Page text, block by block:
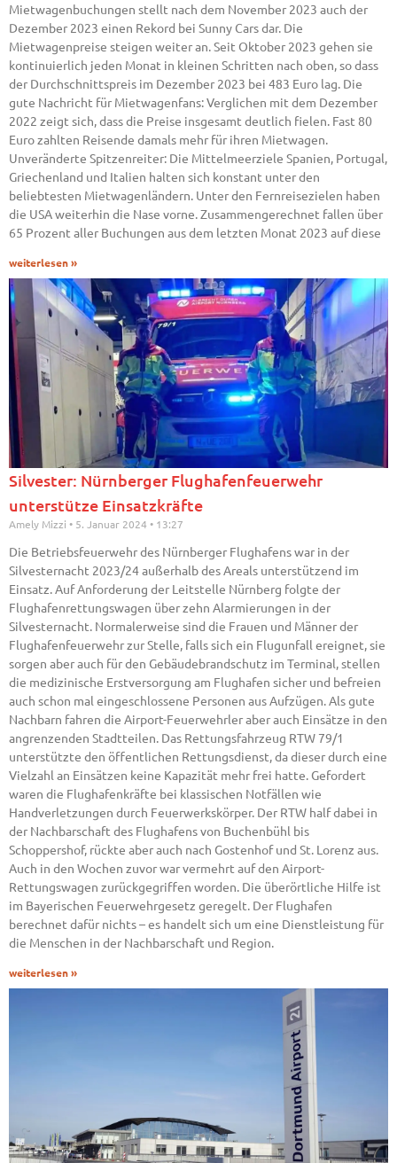
Mietwagenbuchungen stellt nach dem November 2023 auch der
Dezember 2023 einen Rekord bei Sunny Cars dar. Die
Mietwagenpreise steigen weiter an. Seit Oktober 2023 gehen sie
kontinuierlich jeden Monat in kleinen Schritten nach oben, so dass
der Durchschnittspreis im Dezember 2023 bei 483 Euro lag. Die
gute Nachricht für Mietwagenfans: Verglichen mit dem Dezember
2022 zeigt sich, dass die Preise insgesamt deutlich fielen. Fast 80
Euro zahlten Reisende damals mehr für ihren Mietwagen.
Unveränderte Spitzenreiter: Die Mittelmeerziele Spanien, Portugal,
Griechenland und Italien halten sich konstant unter den
beliebtesten Mietwagenländern. Unter den Fernreisezielen haben
die USA weiterhin die Nase vorne. Zusammengerechnet fallen über
65 Prozent aller Buchungen aus dem letzten Monat 2023 auf diese
weiterlesen »
Silvester: Nürnberger Flughafenfeuerwehr
unterstütze Einsatzkräfte
Amely Mizzi 5. Januar 2024 13:27
Die Betriebsfeuerwehr des Nürnberger Flughafens war in der
Silvesternacht 2023/24 außerhalb des Areals unterstützend im
Einsatz. Auf Anforderung der Leitstelle Nürnberg folgte der
Flughafenrettungswagen über zehn Alarmierungen in der
Silvesternacht. Normalerweise sind die Frauen und Männer der
Flughafenfeuerwehr zur Stelle, falls sich ein Flugunfall ereignet, sie
sorgen aber auch für den Gebäudebrandschutz im Terminal, stellen
die medizinische Erstversorgung am Flughafen sicher und befreien
auch schon mal eingeschlossene Personen aus Aufzügen. Als gute
Nachbarn fahren die Airport-Feuerwehrler aber auch Einsätze in den
angrenzenden Stadtteilen. Das Rettungsfahrzeug RTW 79/1
unterstützte den öffentlichen Rettungsdienst, da dieser durch eine
Vielzahl an Einsätzen keine Kapazität mehr frei hatte. Gefordert
waren die Flughafenkräfte bei klassischen Notfällen wie
Handverletzungen durch Feuerwerkskörper. Der RTW half dabei in
der Nachbarschaft des Flughafens von Buchenbühl bis
Schoppershof, rückte aber auch nach Gostenhof und St. Lorenz aus.
Auch in den Wochen zuvor war vermehrt auf den Airport-
Rettungswagen zurückgegriffen worden. Die überörtliche Hilfe ist
im Bayerischen Feuerwehrgesetz geregelt. Der Flughafen
berechnet dafür nichts – es handelt sich um eine Dienstleistung für
die Menschen in der Nachbarschaft und Region.
weiterlesen »